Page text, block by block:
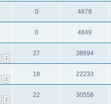
0 4879
0 4849
2
27 38694
2
18 22233
2
22 30558